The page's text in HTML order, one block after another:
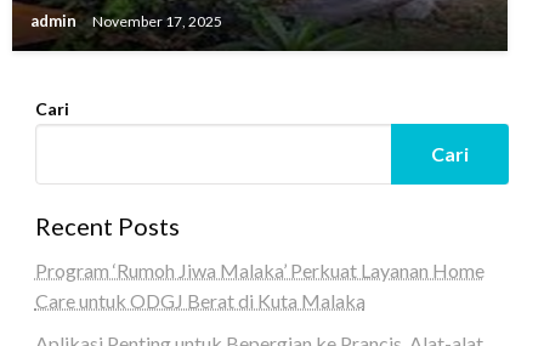
admin November 17, 2025
Cari
Cari
Recent Posts
Program ‘Rumoh Jiwa Malaka’ Perkuat Layanan Home
Care untuk ODGJ Berat di Kuta Malaka